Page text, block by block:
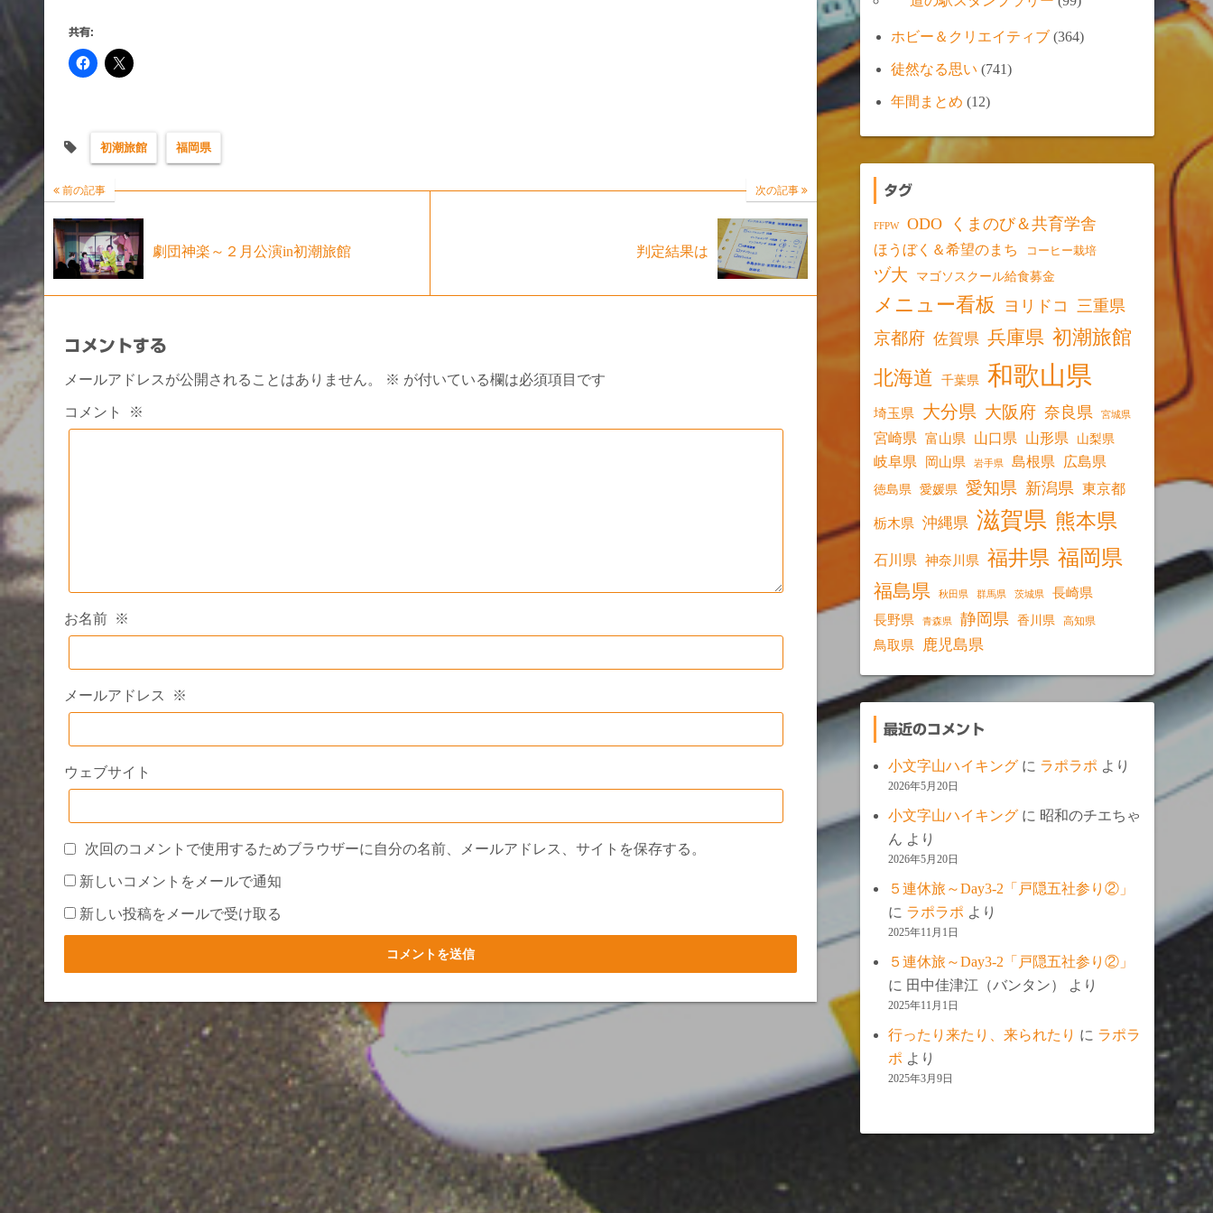
共有:
初潮旅館 福岡県
前の記事
劇団神楽～２月公演in初潮旅館
次の記事
判定結果は
コメントする
メールアドレスが公開されることはありません。 ※ が付いている欄は必須項目です
コメント ※
お名前 ※
メールアドレス ※
ウェブサイト
次回のコメントで使用するためブラウザーに自分の名前、メールアドレス、サイトを保存する。
新しいコメントをメールで通知
新しい投稿をメールで受け取る
ホビー＆クリエイティブ (364)
徒然なる思い (741)
年間まとめ (12)
タグ
FFPW ODO くまのび＆共育学舎
ほうぼく＆希望のまち コーヒー栽培
ヅ大 マゴソスクール給食募金
メニュー看板 ヨリドコ 三重県
京都府 佐賀県 兵庫県 初潮旅館
北海道
千葉県 和歌山県
埼玉県 大分県 大阪府 奈良県 宮城県
宮崎県 富山県 山口県 山形県 山梨県
岐阜県 岡山県 岩手県 島根県 広島県
徳島県 愛媛県 愛知県 新潟県 東京都
栃木県 沖縄県 滋賀県 熊本県
石川県 神奈川県 福井県 福岡県
福島県 秋田県 群馬県 茨城県 長崎県
長野県 青森県 静岡県 香川県 高知県
鳥取県 鹿児島県
最近のコメント
小文字山ハイキング に ラポラポ より
2026年5月20日
小文字山ハイキング に 昭和のチエちゃ
ん より
2026年5月20日
５連休旅～Day3-2「戸隠五社参り②」
に ラポラポ より
2025年11月1日
５連休旅～Day3-2「戸隠五社参り②」
に 田中佳津江（バンタン） より
2025年11月1日
行ったり来たり、来られたり に ラポラ
ポ より
2025年3月9日